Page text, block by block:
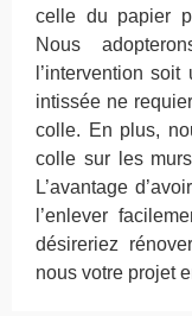
celle du papier
Nous
l’intervention
intissée ne
colle. En plus,
colle sur les
L’avantage
l’enlever
désireriez
nous votre projet